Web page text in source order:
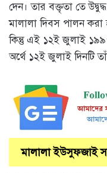
দেন। তার বক্তৃতা তে
মালালা দিবস পালন
কিন্তু এই ১২ই জুলাই
অর্থে ১২ই জুলাই দিনটি
মালালা ইউসুফজাই